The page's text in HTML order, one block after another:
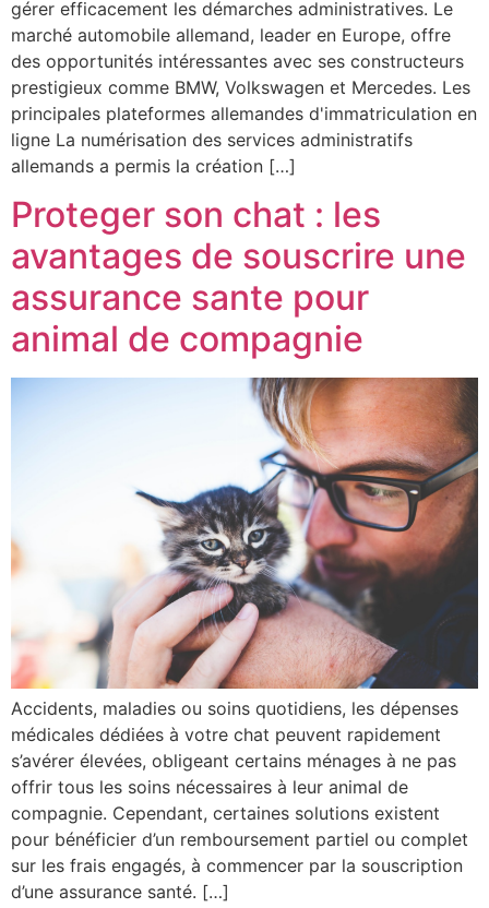
gérer efficacement les démarches administratives. Le
marché automobile allemand, leader en Europe, offre
des opportunités intéressantes avec ses constructeurs
prestigieux comme BMW, Volkswagen et Mercedes. Les
principales plateformes allemandes d'immatriculation en
ligne La numérisation des services administratifs
allemands a permis la création […]
Proteger son chat : les
avantages de souscrire une
assurance sante pour
animal de compagnie
Accidents, maladies ou soins quotidiens, les dépenses
médicales dédiées à votre chat peuvent rapidement
s’avérer élevées, obligeant certains ménages à ne pas
offrir tous les soins nécessaires à leur animal de
compagnie. Cependant, certaines solutions existent
pour bénéficier d’un remboursement partiel ou complet
sur les frais engagés, à commencer par la souscription
d’une assurance santé. […]